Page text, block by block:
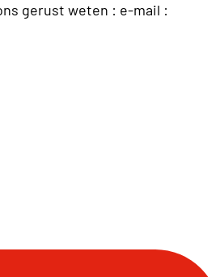
gerust weten : e-mail :